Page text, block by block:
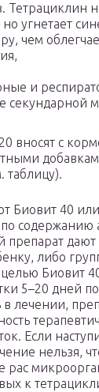
Тетрациклин
но угнетает
чем
и
секундарной
вносят с
таблицу).
Биовит 40
содержанию
препарат
либо
Биовит
5–20 дней
в лечении,
Если
нельзя,
рас
к